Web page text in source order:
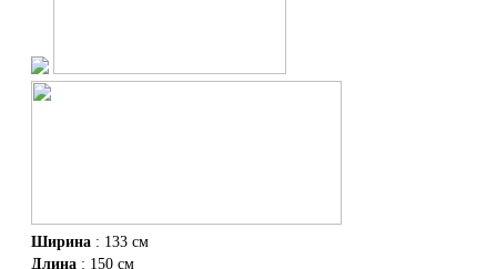
Ширина : 133 см
Длина : 150 см